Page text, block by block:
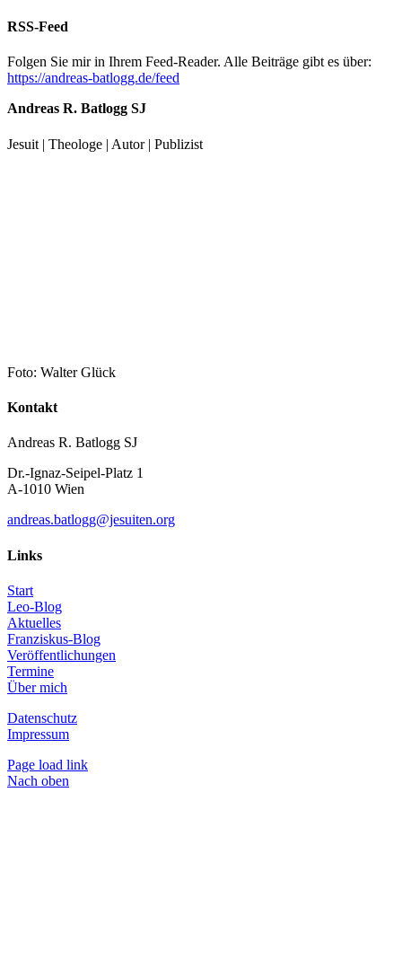
RSS-Feed
Folgen Sie mir in Ihrem Feed-Reader. Alle Beiträge gibt es über:
https://andreas-batlogg.de/feed
Andreas R. Batlogg SJ
Jesuit | Theologe | Autor | Publizist
Foto: Walter Glück
Kontakt
Andreas R. Batlogg SJ
Dr.-Ignaz-Seipel-Platz 1
A-1010 Wien
andreas.batlogg@jesuiten.org
Links
Start
Leo-Blog
Aktuelles
Franziskus-Blog
Veröffentlichungen
Termine
Über mich
Datenschutz
Impressum
Page load link
Nach oben